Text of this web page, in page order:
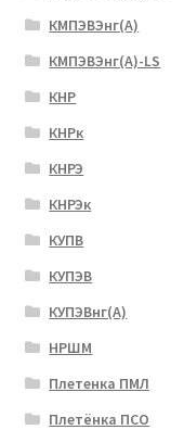
КМПЭВЭнг(А)
КМПЭВЭнг(А)-LS
КНР
КНРк
КНРЭ
КНРЭк
КУПВ
КУПЭВ
КУПЭВнг(А)
НРШМ
Плетенка ПМЛ
Плетёнка ПСО